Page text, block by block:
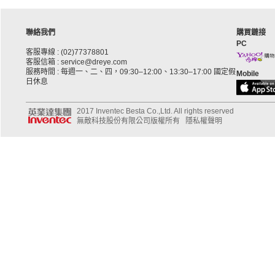
聯絡我們
客服專線 : (02)77378801
客服信箱 : service@dreye.com
服務時間 : 每週一、二、四，09:30–12:00、13:30–17:00 國定假
日休息
購買鏈接
PC
Mobile
2017 Inventec Besta Co.,Ltd. All rights reserved
無敵科技股份有限公司版權所有
隱私權聲明